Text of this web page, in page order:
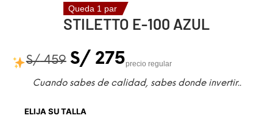
Queda 1 par
STILETTO E-100 AZUL
S/459 S/ 275precio regular
Cuando sabes de calidad, sabes donde invertir..
ELIJA SU TALLA